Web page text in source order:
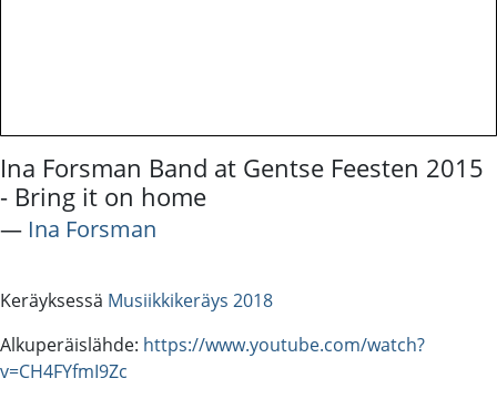
Ina Forsman Band at Gentse Feesten 2015
- Bring it on home
― Ina Forsman
Keräyksessä Musiikkikeräys 2018
Alkuperäislähde: https://www.youtube.com/watch?
v=CH4FYfmI9Zc